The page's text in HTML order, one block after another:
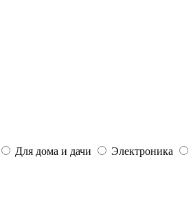
Для дома и дачи Электроника